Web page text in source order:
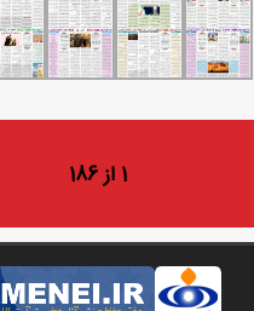
1 از 186